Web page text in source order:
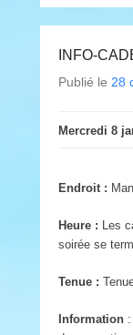
INFO-
Publié le 28
Mercredi 8
Endroit :
Heure : Les
soirée se
Tenue :
Information